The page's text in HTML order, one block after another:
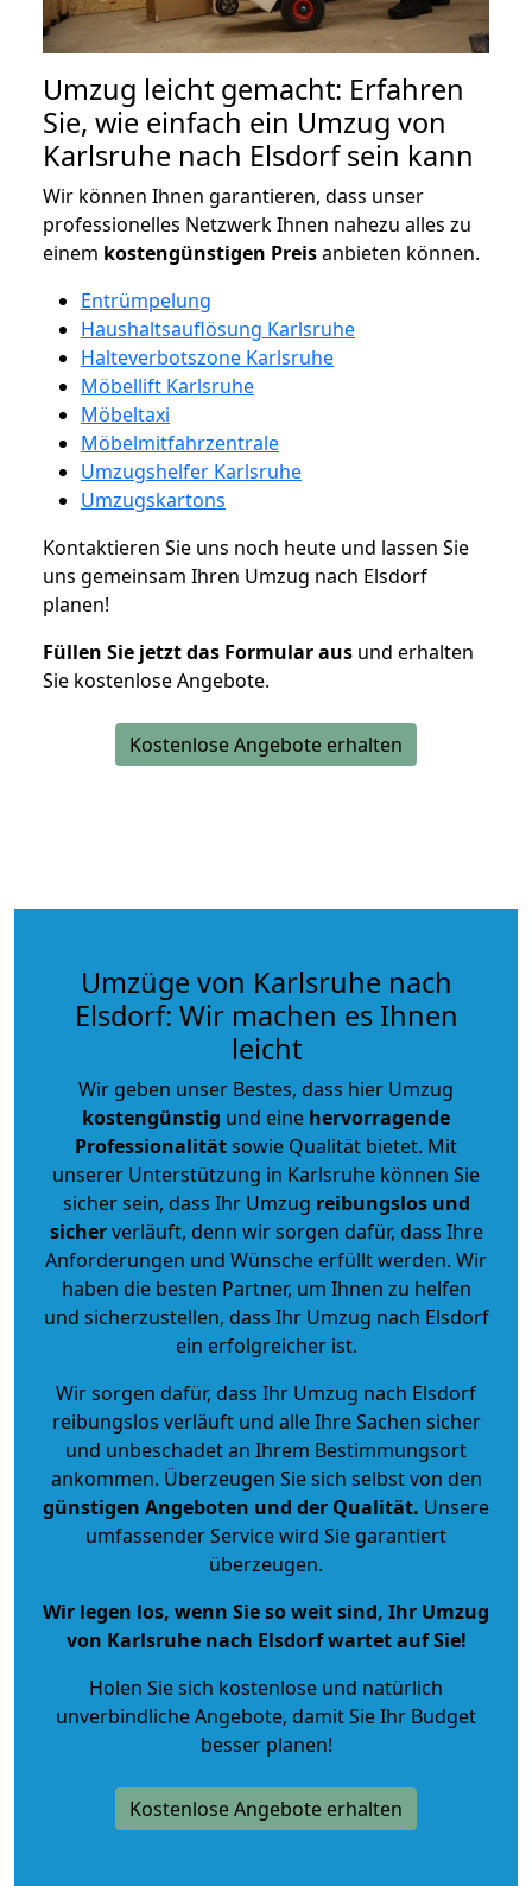
Umzug leicht gemacht: Erfahren
Sie, wie einfach ein Umzug von
Karlsruhe nach Elsdorf sein kann
Wir können Ihnen garantieren, dass unser
professionelles Netzwerk Ihnen nahezu alles zu
einem kostengünstigen Preisanbieten können.
Entrümpelung
Haushaltsauflösung Karlsruhe
Halteverbotszone Karlsruhe
Möbellift Karlsruhe
Möbeltaxi
Möbelmitfahrzentrale
Umzugshelfer Karlsruhe
Umzugskartons
Kontaktieren Sie uns noch heute und lassen Sie
uns gemeinsam Ihren Umzug nach Elsdorf
planen!
Füllen Sie jetzt das Formular aus und erhalten
Sie kostenlose Angebote.
Kostenlose Angebote erhalten
Umzüge von Karlsruhe nach
Elsdorf: Wir machen es Ihnen
leicht
Wir geben unser Bestes, dass hier Umzug
kostengünstig und eine hervorragende
Professionalitätsowie Qualität bietet. Mit
unserer Unterstützung in Karlsruhe können Sie
sicher sein, dass Ihr Umzug reibungslos und
sicherverläuft, denn wir sorgen dafür, dass Ihre
Anforderungen und Wünsche erfüllt werden. Wir
haben die besten Partner, um Ihnen zu helfen
und sicherzustellen, dass Ihr Umzug nach Elsdorf
ein erfolgreicher ist.
Wir sorgen dafür, dass Ihr Umzug nach Elsdorf
reibungslos verläuft und alle Ihre Sachen sicher
und unbeschadet an Ihrem Bestimmungsort
ankommen. Überzeugen Sie sich selbst von den
günstigen Angeboten und der Qualität. Unsere
umfassender Service wird Sie garantiert
überzeugen.
Wir legen los, wenn Sie so weit sind, Ihr Umzug
von Karlsruhe nach Elsdorf wartet auf Sie!
Holen Sie sich kostenlose und natürlich
unverbindliche Angebote, damit Sie Ihr Budget
besser planen!
Kostenlose Angebote erhalten